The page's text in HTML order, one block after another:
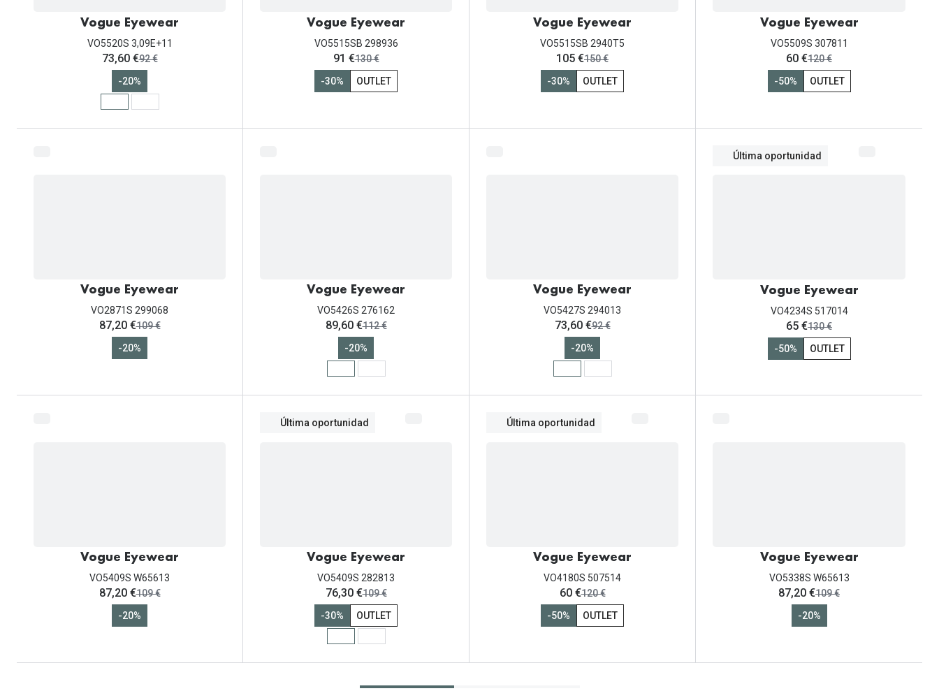
Vogue Eyewear
VO5520S 3,09E+11
ahora:
73,60 €antes:
92 €
-20%
Vogue Eyewear
VO5515SB 298936
ahora:
91 €antes:
130 €
-30%
OUTLET
Vogue Eyewear
VO5515SB 2940T5
ahora:
105 €antes:
150 €
-30%
OUTLET
Vogue Eyewear
VO5509S 307811
ahora:
60 €antes:
120 €
-50%
OUTLET
Vogue Eyewear
VO2871S 299068
ahora:
87,20 €antes:
109 €
-20%
Vogue Eyewear
VO5426S 276162
ahora:
89,60 €antes:
112 €
-20%
Vogue Eyewear
VO5427S 294013
ahora:
73,60 €antes:
92 €
-20%
Última oportunidad
Vogue Eyewear
VO4234S 517014
ahora:
65 €antes:
130 €
-50%
OUTLET
Vogue Eyewear
VO5409S W65613
ahora:
87,20 €antes:
109 €
-20%
Última oportunidad
Vogue Eyewear
VO5409S 282813
ahora:
76,30 €antes:
109 €
-30%
OUTLET
Última oportunidad
Vogue Eyewear
VO4180S 507514
ahora:
60 €antes:
120 €
-50%
OUTLET
Vogue Eyewear
VO5338S W65613
ahora:
87,20 €antes:
109 €
-20%